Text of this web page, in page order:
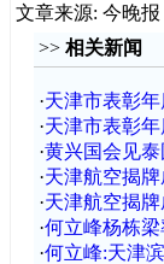
文章来源: 今晚报
>> 相关新闻
·天津市表彰
·天津市表彰
·黄兴国会见
·天津航空揭
·天津航空揭
·何立峰杨栋
·何立峰:天津